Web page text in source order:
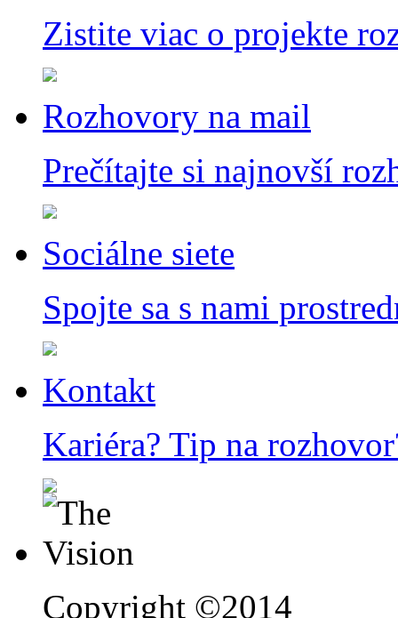
Zistite viac o projekte
Rozhovory na mail
Prečítajte si najnovší
Sociálne siete
Spojte sa s nami
Kontakt
Kariéra? Tip na
Copyright ©2014